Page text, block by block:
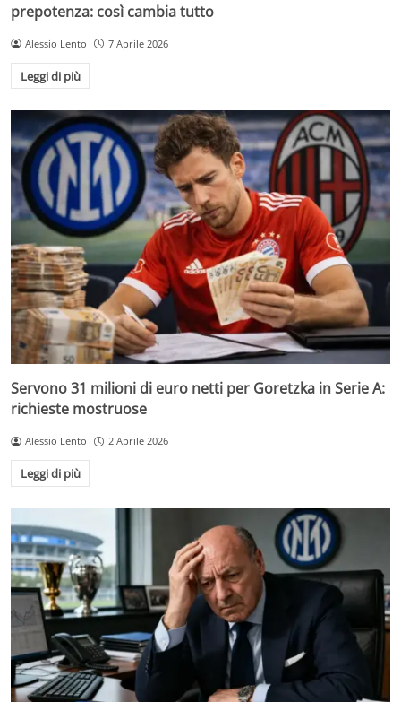
prepotenza: così cambia tutto
Alessio Lento 7 Aprile 2026
Leggi di più
Servono 31 milioni di euro netti per Goretzka in Serie A:
richieste mostruose
Alessio Lento 2 Aprile 2026
Leggi di più